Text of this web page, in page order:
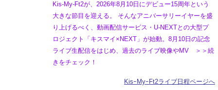
Kis-My-Ft2が、2026年8月10日にデビュー15周年という
大きな節目を迎える。 そんなアニバーサリーイヤーを盛
り上げるべく、動画配信サービス・U-NEXTとの大型プ
ロジェクト「キスマイ×NEXT」が始動。8月10日の記念
ライブ生配信をはじめ、過去のライブ映像やMV ＞＞続
きをチェック！
KisｰMyｰFt2ライブ日程ページへ